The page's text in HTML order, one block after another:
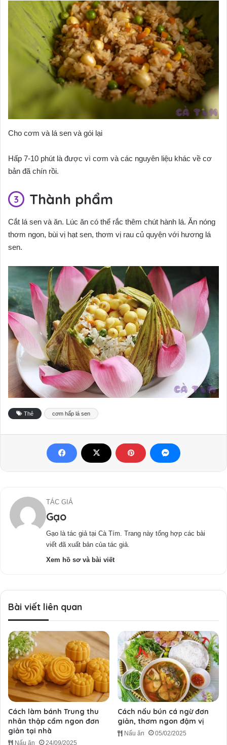
Cho cơm và lá sen và gói lại
Hấp 7-10 phút là được vì cơm và các nguyên liệu khác về cơ
bản đã chín rồi.
Thành phẩm
Cắt lá sen và ăn. Lúc ăn có thể rắc thêm chút hành lá. Ăn nóng
thơm ngon, bùi vị hạt sen, thơm vị rau củ quyện với hương lá
sen.
Thẻ cơm hấp lá sen
TÁC GIẢ
Gạo
Gạo là tác giả tại Cà Tím. Trang này tổng hợp các bài
viết đã xuất bản của tác giả.
Xem hồ sơ và bài viết
Bài viết liên quan
Cách làm bánh Trung thu
nhân thập cẩm ngon đơn
giản tại nhà
Nấu ăn 24/09/2025
Cách nấu bún cá ngừ đơn
giản, thơm ngon đậm vị
Nấu ăn 05/02/2025